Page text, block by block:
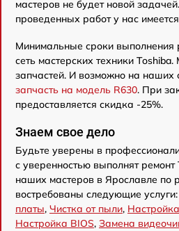
мастеров не будет новой
проведенных работ у нас
Минимальные сроки
сеть мастерских техники
запчастей. И возможно на наших
запчасть на модель R630. При
предоставляется скидка -25%.
Знаем свое дело
Будьте уверены в
с уверенностью выполнят
наших мастеров в Ярославле по
востребованы следующие услуги:
платы, Чистка от пыли,
Настройка BIOS, Замена